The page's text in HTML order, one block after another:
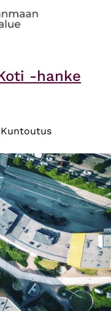
-hanke
Kuntoutus